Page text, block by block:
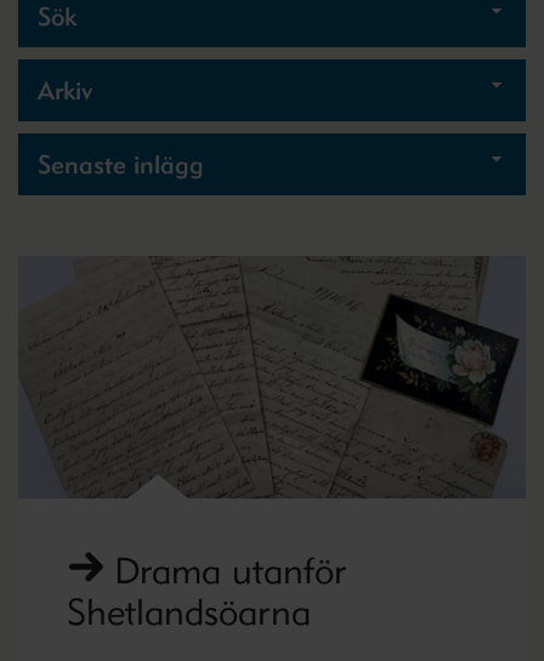
Sök
Arkiv
Senaste inlägg
Drama utanför
Shetlandsöarna